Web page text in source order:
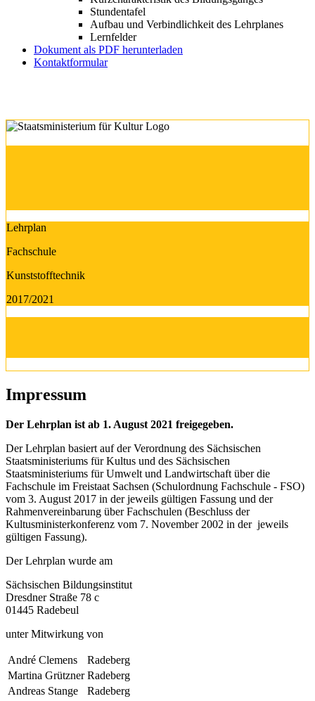
Stundentafel
Aufbau und Verbindlichkeit des Lehrplanes
Lernfelder
Dokument als PDF herunterladen
Kontaktformular
Lehrplan
Fachschule
Kunststofftechnik
2017/2021
Impressum
Der Lehrplan ist ab 1. August 2021 freigegeben.
Der Lehrplan basiert auf der Verordnung des Sächsischen
Staatsministeriums für Kultus und des Sächsischen
Staatsministeriums für Umwelt und Landwirtschaft über die
Fachschule im Freistaat Sachsen (Schulordnung Fachschule - FSO)
vom 3. August 2017 in der jeweils gültigen Fassung und der
Rahmenvereinbarung über Fachschulen (Beschluss der
Kultusministerkonferenz vom 7. November 2002 in der jeweils
gültigen Fassung).
Der Lehrplan wurde am
Sächsischen Bildungsinstitut
Dresdner Straße 78 c
01445 Radebeul
unter Mitwirkung von
André Clemens
Radeberg
Martina Grützner Radeberg
Andreas Stange
Radeberg